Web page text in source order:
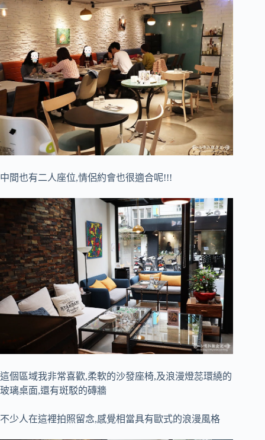
中間也有二人座位,情侶約會也很適合呢!!!
這個區域我非常喜歡,柔軟的沙發座椅,及浪漫燈蕊環繞的
玻璃桌面,還有斑駁的磚牆
不少人在這裡拍照留念,感覺相當具有歐式的浪漫風格